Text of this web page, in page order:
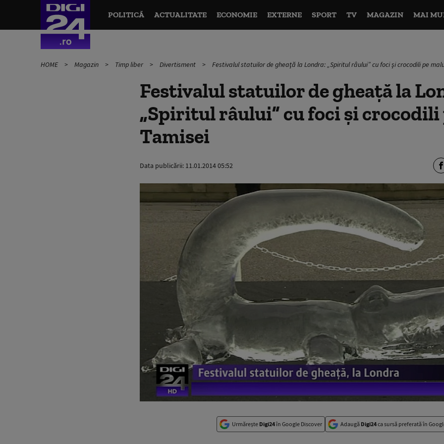
POLITICĂ ACTUALITATE ECONOMIE EXTERNE SPORT TV MAGAZIN MAI
HOME Magazin Timp liber Divertisment Festivalul statuilor de gheaţă la Londra: „Spiritul râului” cu foci şi crocodili pe
Festivalul statuilor de gheaţă la
„Spiritul râului” cu foci şi crocodili
Tamisei
Data publicării: 11.01.2014 05:52
Urmărește Digi24în Google Discover Adaugă Digi24ca sursă preferată în